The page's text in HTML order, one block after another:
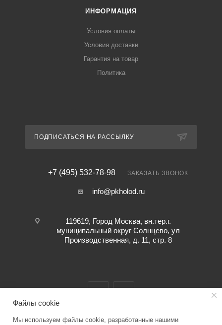
ИНФОРМАЦИЯ
Условия оплаты
Условия доставки
Гарантия на товар
Политика
ПОДПИСАТЬСЯ НА РАССЫЛКУ
+7 (495) 532-78-98 ЗАКАЗАТЬ ЗВОНОК
info@pkholod.ru
119619, Город Москва, вн.тер.г.
муниципальный округ Солнцево, ул
Производственная, д. 11, стр. 8
Файлы cookie
Мы используем файлы cookie, разработанные нашими